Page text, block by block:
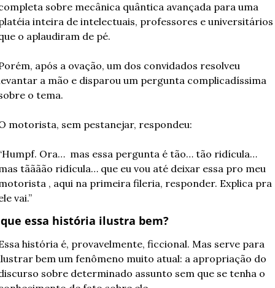
sobre mecânica quântica avançada para uma
inteira de intelectuais, professores e universitários
o aplaudiram de pé.
após a ovação, um dos convidados resolveu
a mão e disparou um pergunta complicadíssima
o tema.
motorista, sem pestanejar, respondeu:
Ora…  mas essa pergunta é tão… tão ridícula…
tãããão ridícula… que eu vou até deixar essa pro meu
, aqui na primeira fileria, responder. Explica pra
vai.”
essa história ilustra bem?
história é, provavelmente, ficcional. Mas serve para
bem um fenômeno muito atual: a apropriação do
sobre determinado assunto sem que se tenha o